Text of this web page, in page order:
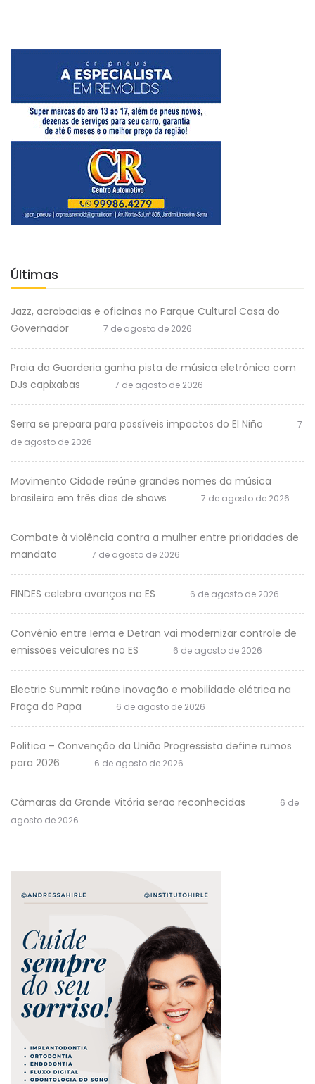
Últimas
Jazz, acrobacias e oficinas no Parque Cultural Casa do
Governador
7 de agosto de 2026
Praia da Guarderia ganha pista de música eletrônica com
DJs capixabas
7 de agosto de 2026
Serra se prepara para possíveis impactos do El Niño
7
de agosto de 2026
Movimento Cidade reúne grandes nomes da música
brasileira em três dias de shows
7 de agosto de 2026
Combate à violência contra a mulher entre prioridades de
mandato
7 de agosto de 2026
FINDES celebra avanços no ES 6 de agosto de 2026
Convênio entre Iema e Detran vai modernizar controle de
emissões veiculares no ES
6 de agosto de 2026
Electric Summit reúne inovação e mobilidade elétrica na
Praça do Papa
6 de agosto de 2026
Politica – Convenção da União Progressista define rumos
para 2026
6 de agosto de 2026
Câmaras da Grande Vitória serão reconhecidas
6 de
agosto de 2026